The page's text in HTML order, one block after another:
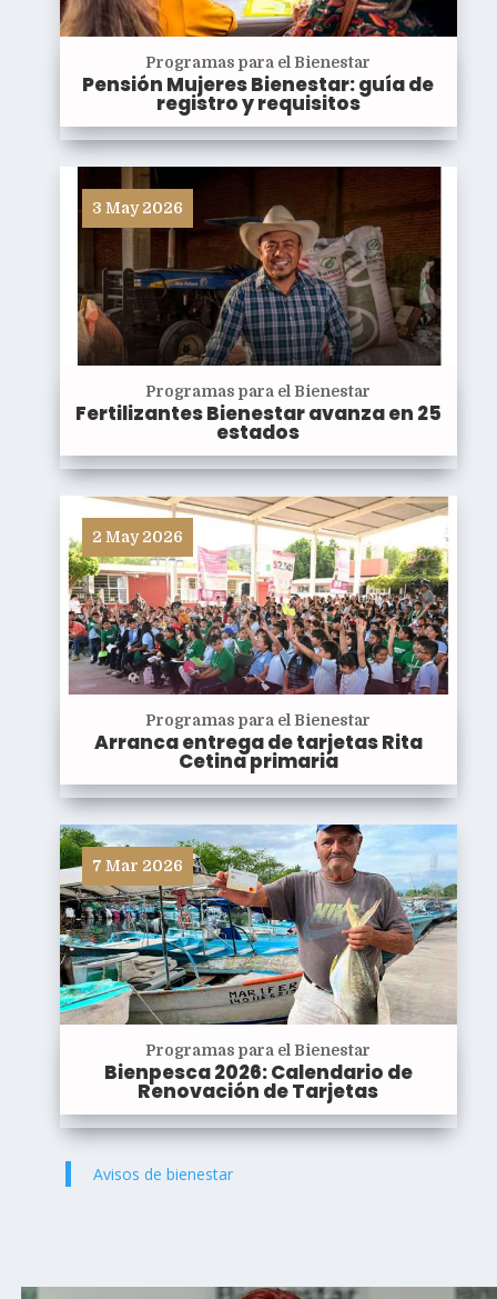
Programas para el Bienestar
Pensión Mujeres Bienestar: guía de
registro y requisitos
3 May 2026
Programas para el Bienestar
Fertilizantes Bienestar avanza en 25
estados
2 May 2026
Programas para el Bienestar
Arranca entrega de tarjetas Rita
Cetina primaria
7 Mar 2026
Programas para el Bienestar
Bienpesca 2026: Calendario de
Renovación de Tarjetas
Avisos de bienestar